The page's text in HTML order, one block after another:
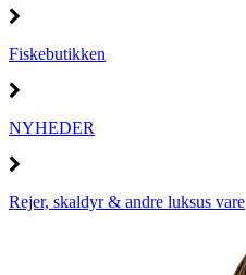
Fiskebutikken
NYHEDER
Rejer, skaldyr & andre luksus vare